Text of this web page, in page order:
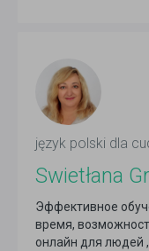
język polski dla
Swietłana
Эффективное
время,
онлайн для людей